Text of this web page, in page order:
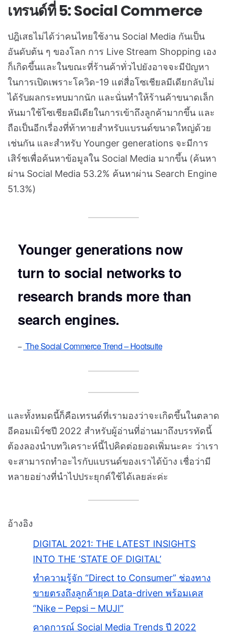
เทรนด์ที่ 5: Social Commerce
ปฎิเสธไม่ได้ว่าคนไทยใช้งาน Social Media กันเป็น
อันดับต้น ๆ ของโลก การ Live Stream Shopping เอง
ก็เกิดขึ้นและในขณะที่ร้านค้าทั่วไปยังอาจจะมีปัญหา
ในการเปิดเพราะโควิด-19 แต่สื่อโซเชียลมีเดียกลับไม่
ได้รับผลกระทบมากนัก และนั่นทำให้ร้านค้าขนาดเล็ก
หันมาใช้โซเชียลมีเดียในการเข้าถึงลูกค้ามากขึ้น และ
ถือเป็นอีกเรื่องที่ท้าทายสำหรับแบรนด์ขนาดใหญ่ด้วย
เช่นกัน และสำหรับ Younger generations จะมีการ
เสิร์ชเพื่อค้นหาข้อมูลใน Social Media มากขึ้น (ค้นหา
ผ่าน Social Media 53.2% ค้นหาผ่าน Search Engine
51.3%)
Younger generations now
turn to social networks to
research brands more than
search engines.
The Social Commerce Trend – Hootsuite
และทั้งหมดนี้ก็คือเทรนด์ที่เรามองว่าจะเกิดขึ้นในตลาด
อีคอมเมิร์ซปี 2022 สำหรับผู้อ่านที่อ่านมาถึงบรรทัดนี้
ต้องลองนำบทวิเคราะห์นี้ไปคิดต่อยอดเพิ่มนะคะ ว่าเรา
จะสามารถทำอะไรกับแบรนด์ของเราได้บ้าง เชื่อว่ามี
หลายอย่างที่นำไปประยุกต์ใช้ได้เลยล่ะค่ะ
อ้างอิง
DIGITAL 2021: THE LATEST INSIGHTS
INTO THE ‘STATE OF DIGITAL’
ทำความรู้จัก “Direct to Consumer” ช่องทาง
ขายตรงถึงลูกค้ายุค Data-driven พร้อมเคส
“Nike – Pepsi – MUJI”
คาดการณ์ Social Media Trends ปี 2022